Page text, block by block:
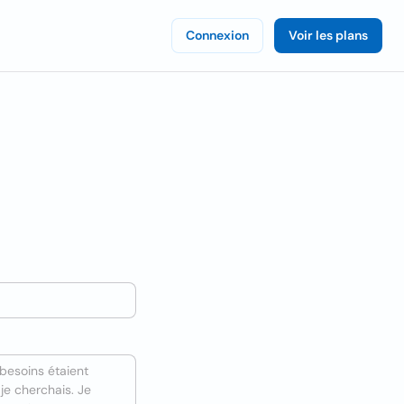
Connexion Voir les plans